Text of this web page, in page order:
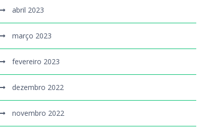
abril 2023
março 2023
fevereiro 2023
dezembro 2022
novembro 2022